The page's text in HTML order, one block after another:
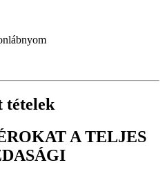
tételek
A TELJES